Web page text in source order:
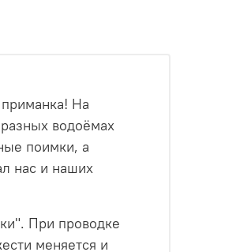
На
водоёмах
поимки, а
нас и наших
При проводке
меняется и